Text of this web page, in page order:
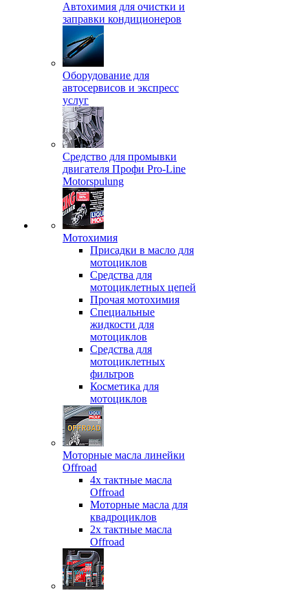
Автохимия для очистки и
заправки кондиционеров
Оборудование для
автосервисов и экспресс
услуг
Средство для промывки
двигателя Профи Pro-Line
Motorspulung
Мотохимия
Присадки в масло для
мотоциклов
Средства для
мотоциклетных цепей
Прочая мотохимия
Специальные
жидкости для
мотоциклов
Средства для
мотоциклетных
фильтров
Косметика для
мотоциклов
Моторные масла линейки
Offroad
4х тактные масла
Offroad
Моторные масла для
квадроциклов
2х тактные масла
Offroad